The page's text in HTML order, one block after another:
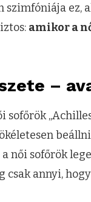
ez,
amikor a
–
sofőrök
női sofőrök
csak annyi,